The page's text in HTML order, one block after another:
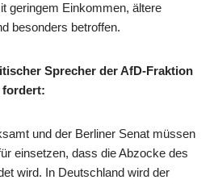
geringem Einkommen, ältere
besonders betroffen.
Sprecher der AfD-Fraktion
fordert:
und der Berliner Senat müssen
einsetzen, dass die Abzocke des
wird. In Deutschland wird der